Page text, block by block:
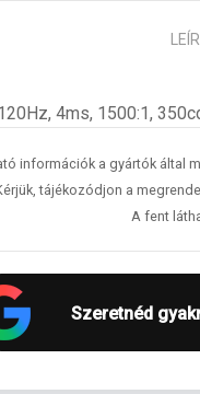
4ms, 1500:1,
információk a gyártók által
tájékozódjon a
A fent
Szeretnéd